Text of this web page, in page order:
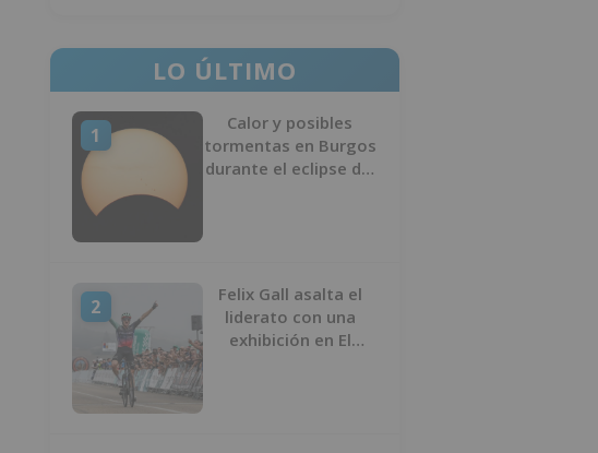
LO ÚLTIMO
1
Calor y posibles
tormentas en Burgos
durante el eclipse del
2
Felix Gall asalta el
liderato con una
exhibición en El